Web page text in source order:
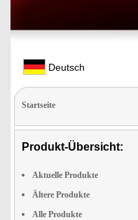
Deutsch
Startseite
Produkt-Übersicht:
Aktuelle Produkte
Ältere Produkte
Alle Produkte